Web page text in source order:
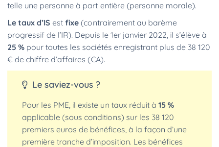
telle une personne à part entière (personne morale).
Le taux d’ISest fixe (contrairement au barème
progressif de l’IR). Depuis le 1er janvier 2022, il s’élève à
25 % pour toutes les sociétés enregistrant plus de 38 120
€ de chiffre d’affaires (CA).
Le saviez-vous ?
Pour les PME, il existe un taux réduit à 15 %
applicable (sous conditions) sur les 38 120
premiers euros de bénéfices, à la façon d’une
première tranche d’imposition. Les bénéfices